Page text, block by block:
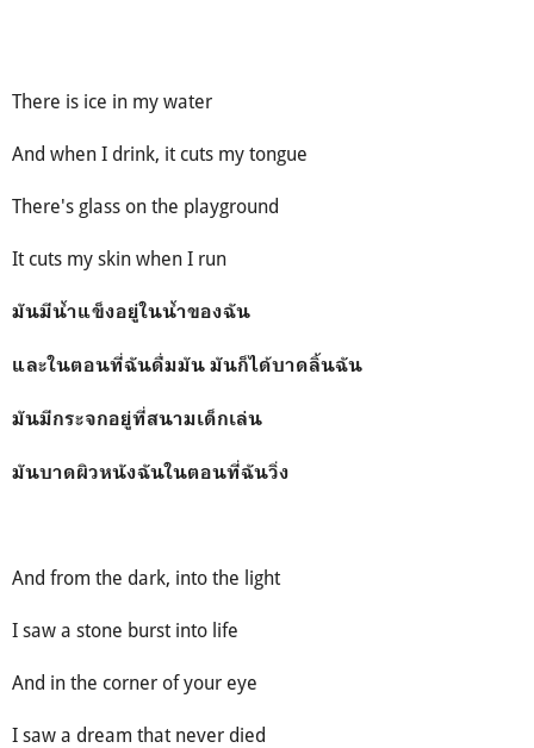
There is ice in my water
And when I drink, it cuts my tongue
There's glass on the playground
It cuts my skin when I run
มันมีน้ำแข็งอยู่ในน้ำของฉัน
และในตอนที่ฉันดื่มมัน มันก็ได้บาดลิ้นฉัน
มันมีกระจกอยู่ที่สนามเด็กเล่น
มันบาดผิวหนังฉันในตอนที่ฉันวิ่ง
And from the dark, into the light
I saw a stone burst into life
And in the corner of your eye
I saw a dream that never died